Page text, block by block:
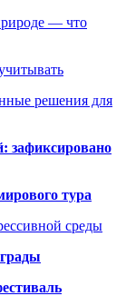
— что
решения для
зафиксировано
тура
среды